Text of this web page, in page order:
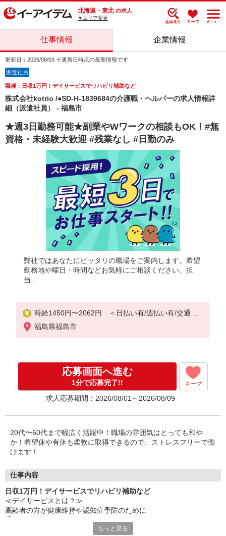
北海道・東北 の求人
▼エリア変更
仕事情報 企業情報
更新日：2026/08/03 ※更新日時点の最新情報です
派遣社員
職種：日収1万円！デイサービスでリハビリ補助など
株式会社kotrio /●SD-H-1839684の介護職・ヘルパーの求人情報詳
細（派遣社員） - 福島市
★週3日勤務可能★副業やWワークの相談もOK！#無
資格・未経験大歓迎 #残業なし #日勤のみ
弊社ではあなたにピッタリの職場をご案内します。希望
勤務地や曜日・時間などお気軽にご相談ください。担
当...
時給1450円〜2062円 ＜日払い有/週払い有/交通費
全支給(ガソリン代含む)＞
福島県福島市
応募画面へ進む
1分で応募完了!! キープ
求人応募期間：2026/08/01～2026/08/09
20代〜60代まで幅広く活躍中！職場の雰囲気はとっても和や
か！希望休や有休も柔軟に取得できるので、ストレスフリーで働
けます！
仕事内容
日収1万円！デイサービスでリハビリ補助など
≪デイサービスとは？≫
高齢者の方が健康維持や認知症予防のために
もっと見る